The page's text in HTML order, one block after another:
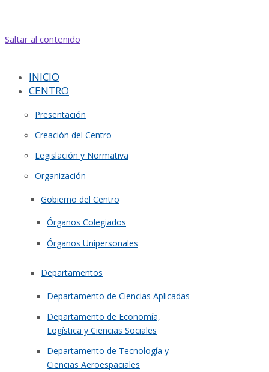
Saltar al contenido
INICIO
CENTRO
Presentación
Creación del Centro
Legislación y Normativa
Organización
Gobierno del Centro
Órganos Colegiados
Órganos Unipersonales
Departamentos
Departamento de Ciencias Aplicadas
Departamento de Economía,
Logística y Ciencias Sociales
Departamento de Tecnología y
Ciencias Aeroespaciales